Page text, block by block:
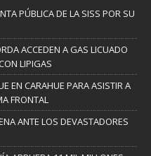
PÚBLICA DE LA SISS POR SU
ACCEDEN A GAS LICUADO
LIPIGAS
EN CARAHUE PARA ASISTIR A
FRONTAL
ANTE LOS DEVASTADORES